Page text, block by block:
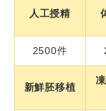
人工授精
2500件
新鮮胚移植